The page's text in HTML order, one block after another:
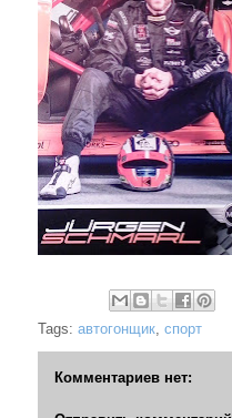
Tags: автогонщик, спорт
Комментариев нет: